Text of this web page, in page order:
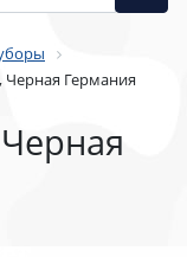
Черная Германия